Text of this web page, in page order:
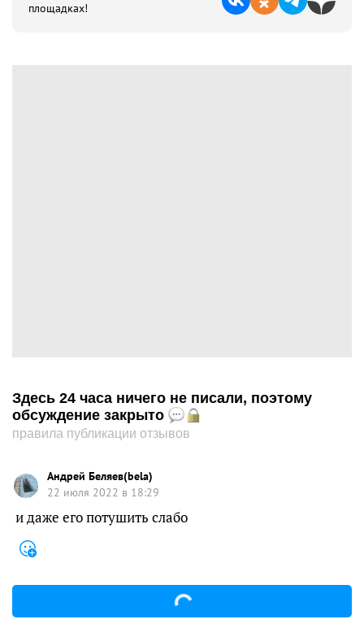
площадках!
Здесь 24 часа ничего не писали, поэтому
обсуждение закрыто
правила публикации отзывов
Андрей Беляев(bela)
22 июля 2022 в 18:29
и даже его потушить слабо